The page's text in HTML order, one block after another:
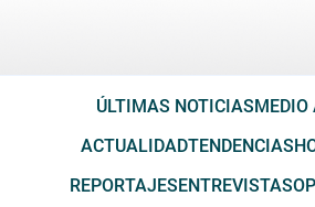
ÚLTIMAS NOTICIASMEDIO
ACTUALIDADTENDENCIAS
REPORTAJESENTREVISTAS